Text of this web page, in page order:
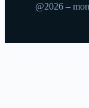
@2026 –